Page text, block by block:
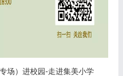
场）进校园-走进集美小学